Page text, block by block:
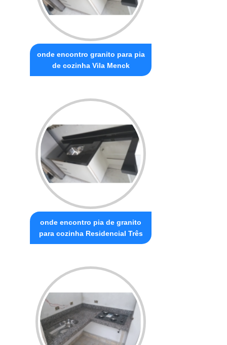
onde encontro granito para pia
de cozinha Vila Menck
onde encontro pia de granito
para cozinha Residencial Três